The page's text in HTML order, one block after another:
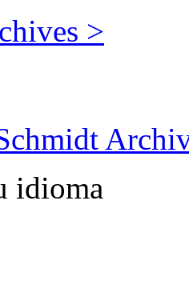
>
idioma